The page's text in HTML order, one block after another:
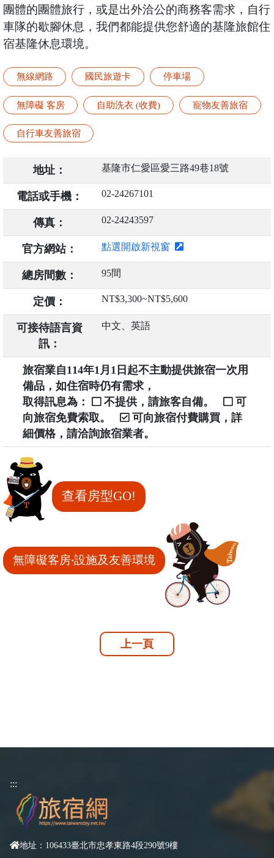
團體的團體旅行，或是出外洽公的商務客需求，自行
車隊的歇腳休息，我們都能提供您舒適的基隆旅館住
宿基隆休息環境。
無線網路 國民旅遊卡 停車場
無障礙 客房 自助洗衣 (收費) 寵物友善旅宿
自行車友善旅宿
地址： 基隆市仁愛區愛三路49巷18號
電話或手機： 02-24267101
傳真： 02-24243597
官方網站： 點選開啟新視窗
總房間數： 95間
定價： NT$3,300~NT$5,600
可接待語言資
訊：
中文、英語
旅宿業自114年1月1日起不主動提供旅宿一次用
備品，如住宿時仍有需求，
取得訊息為：
不提供，請旅客自備。
可
向旅宿免費索取。
可向旅宿付費購買，詳
細價格，請洽詢旅宿業者。
查看房型GO!
無障礙客房‧設施及友善環境
上一頁
:::
地址：106433臺北市忠孝東路4段290號9樓